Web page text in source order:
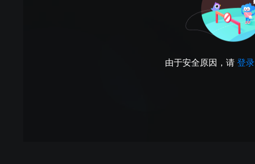
由于安全原因，请 登录